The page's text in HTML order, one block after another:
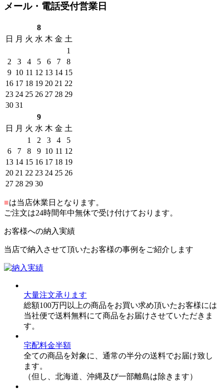
メール・電話受付営業日
8
日 月 火 水 木 金 土
1
2
3 4 5 6 7
8
9 10 11 12 13 14 15
16 17 18 19 20 21 22
23 24 25 26 27 28 29
30 31
9
日 月 火 水 木 金 土
1
2 3 4
5
6
7 8 9 10 11 12
13 14 15 16 17 18 19
20 21 22 23 24 25 26
27 28 29 30
■は当店休業日となります。
ご注文は24時間年中無休で受け付けております。
お客様への納入実績
当店で納入させて頂いたお客様の事例をご紹介します
大量注文承ります
総額100万円以上の商品をお買い求め頂いたお客様には
当社便で送料無料にて商品をお届けさせていただきま
す。
宅配料金半額
全ての商品を対象に、通常の半分の送料でお届け致し
ます。
（但し、北海道、沖縄及び一部離島は除きます）